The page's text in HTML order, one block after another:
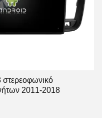
2011-2018